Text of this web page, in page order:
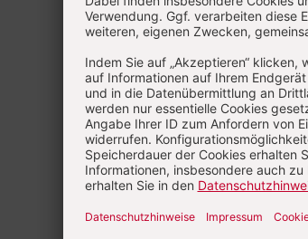
Heft 8/2026 Heft